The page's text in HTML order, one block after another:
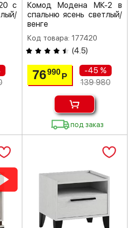
с
Комод Модена МК-2 в
спальню ясень светлый/
венге
Код товара: 177420
(4.5)
76990 Р
-45 %
139 980
под заказ